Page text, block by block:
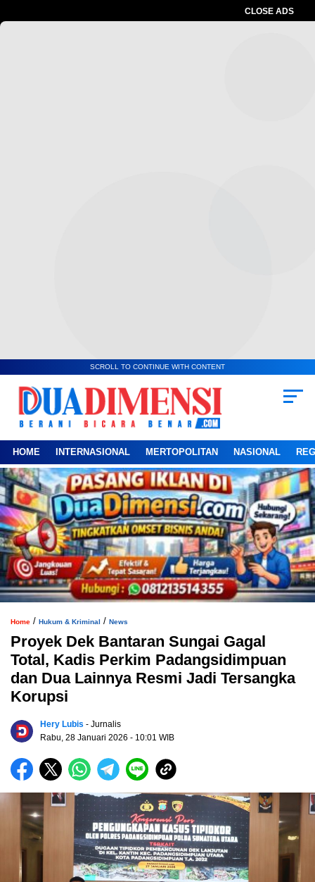
CLOSE ADS
SCROLL TO CONTINUE WITH CONTENT
HOME INTERNASIONAL MERTOPOLITAN NASIONAL
Home / Hukum & Kriminal / News
Proyek Dek Bantaran Sungai Gagal
Total, Kadis Perkim Padangsidimpuan
dan Dua Lainnya Resmi Jadi Tersangka
Korupsi
Hery Lubis - Jurnalis
Rabu, 28 Januari 2026 - 10:01 WIB